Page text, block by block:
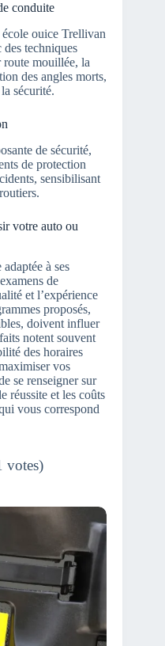
conduite
ouice Trellivan
techniques
route mouillée, la
des angles morts,
sécurité.
de sécurité,
de protection
sensibilisant
votre auto ou
à ses
de
et l’expérience
proposés,
doivent influer
notent souvent
des horaires
vos
se renseigner sur
réussite et les coûts
vous correspond
votes)